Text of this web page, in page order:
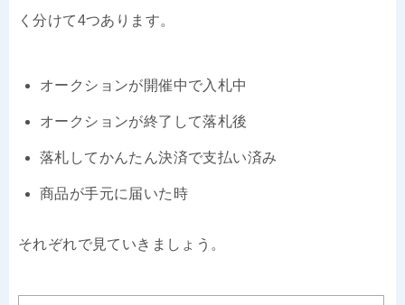
く分けて4つあります。
オークションが開催中で入札中
オークションが終了して落札後
落札してかんたん決済で支払い済み
商品が手元に届いた時
それぞれで見ていきましょう。